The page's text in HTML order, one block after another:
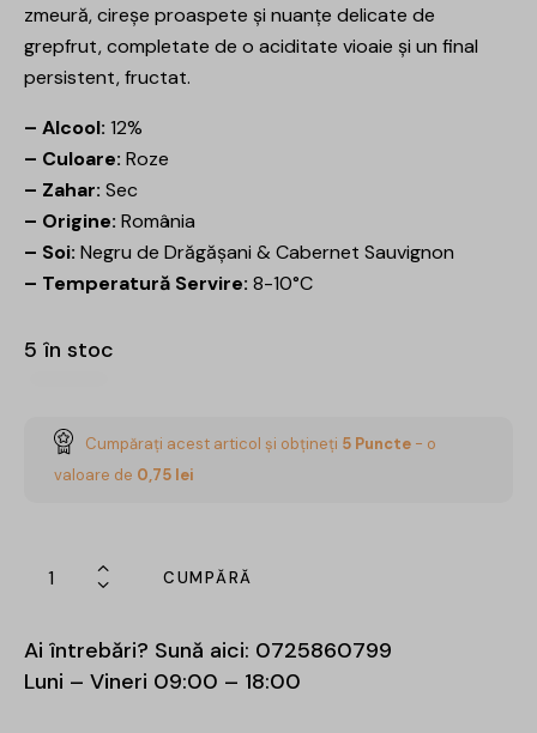
zmeură, cireșe proaspete și nuanțe delicate de
grepfrut, completate de o aciditate vioaie și un final
persistent, fructat.
– Alcool: 12%
– Culoare: Roze
– Zahar: Sec
– Origine: România
– Soi: Negru de Drăgășani & Cabernet Sauvignon
– Temperatură Servire: 8-10°C
5 în stoc
Cumpărați acest articol și obțineți 5 Puncte - o
valoare de 0,75 lei
CUMPĂRĂ
Ai întrebări? Sună aici: 0725860799
Luni – Vineri 09:00 – 18:00